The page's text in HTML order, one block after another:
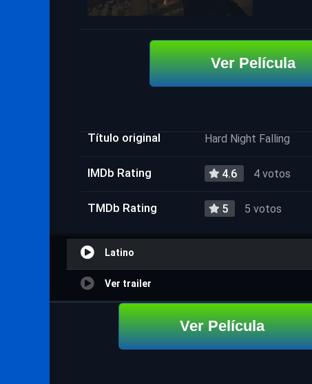
Ver Película
Título original Hard Night Falling
IMDb Rating 4.6 4 votos
TMDb Rating 5 5 votos
Latino
Ver trailer
Ver Película